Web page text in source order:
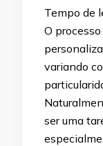
Tempo de
O
variando
ser uma